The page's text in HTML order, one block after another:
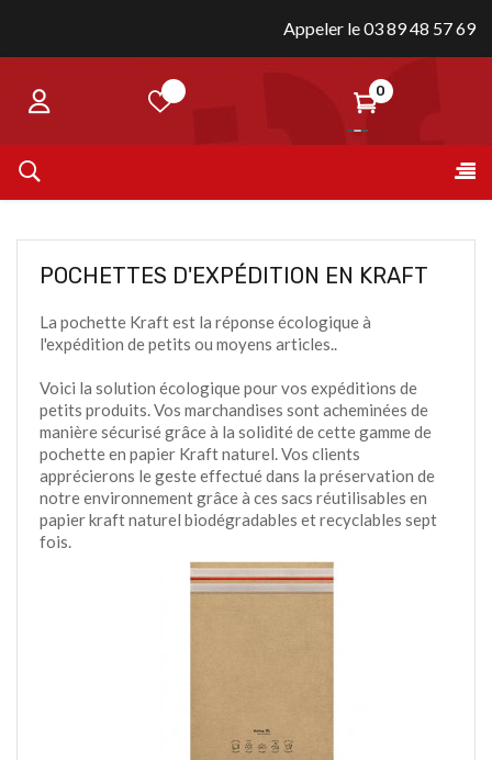
Appeler le 03 89 48 57 69
0
la
☰
POCHETTES D'EXPÉDITION EN KRAFT
La pochette Kraft est la réponse écologique à
l'expédition de petits ou moyens articles..
Voici la solution écologique pour vos expéditions de
petits produits. Vos marchandises sont acheminées de
manière sécurisé grâce à la solidité de cette gamme de
pochette en papier Kraft naturel. Vos clients
apprécierons le geste effectué dans la préservation de
notre environnement grâce à ces sacs réutilisables en
papier kraft naturel biodégradables et recyclables sept
fois.